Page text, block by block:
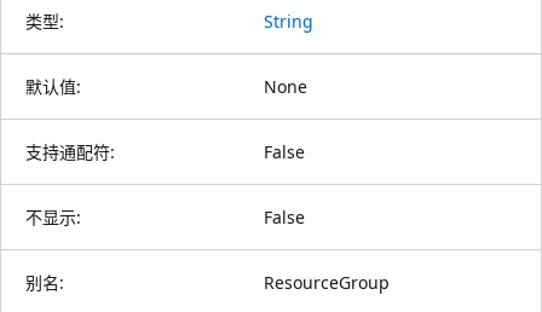
类型: String
默认值: None
支持通配符: False
不显示: False
别名: ResourceGroup